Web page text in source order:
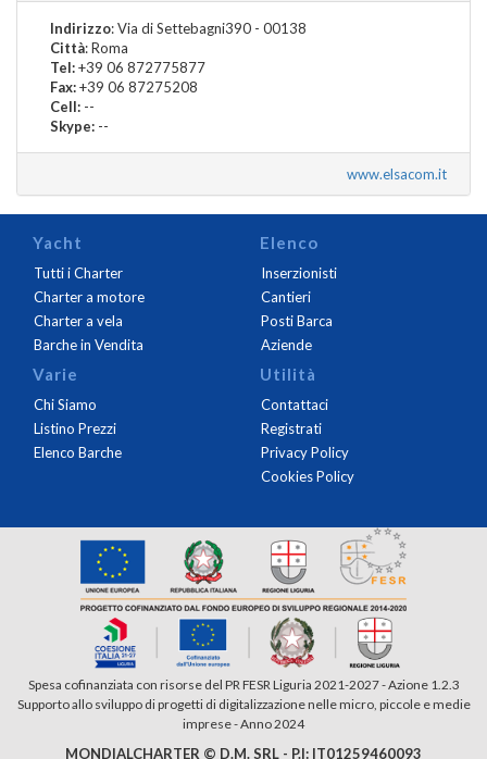
Indirizzo: Via di Settebagni390 - 00138
Città: Roma
Tel:+39 06 872775877
Fax:+39 06 87275208
Cell: --
Skype: --
www.elsacom.it
Yacht
Tutti i Charter
Charter a motore
Charter a vela
Barche in Vendita
Elenco
Inserzionisti
Cantieri
Posti Barca
Aziende
Varie
Chi Siamo
Listino Prezzi
Elenco Barche
Utilità
Contattaci
Registrati
Privacy Policy
Cookies Policy
Spesa cofinanziata con risorse del PR FESR Liguria 2021-2027 - Azione 1.2.3
Supporto allo sviluppo di progetti di digitalizzazione nelle micro, piccole e medie
imprese - Anno 2024
MONDIALCHARTER © D.M. SRL - P.I: IT01259460093